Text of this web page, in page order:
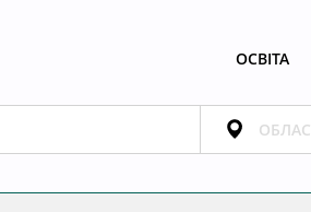
ОСВІТА